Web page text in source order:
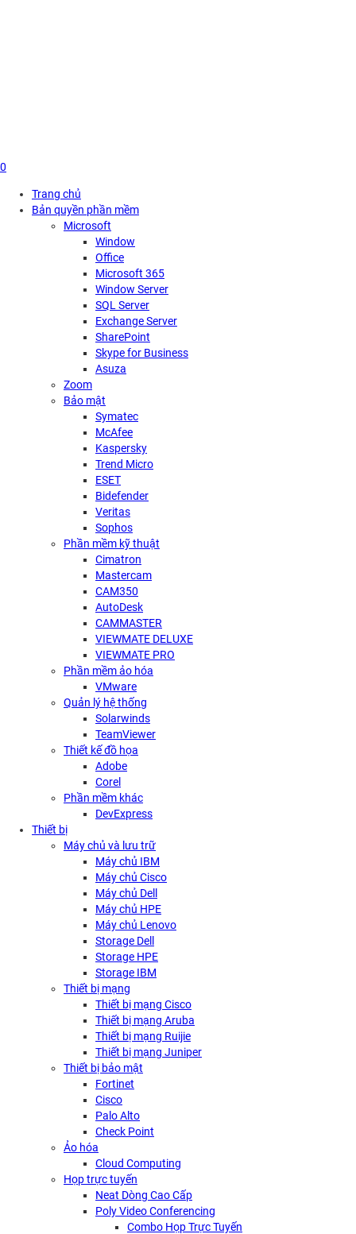
0
Trang chủ
Bản quyền phần mềm
Microsoft
Window
Office
Microsoft 365
Window Server
SQL Server
Exchange Server
SharePoint
Skype for Business
Asuza
Zoom
Bảo mật
Symatec
McAfee
Kaspersky
Trend Micro
ESET
Bidefender
Veritas
Sophos
Phần mềm kỹ thuật
Cimatron
Mastercam
CAM350
AutoDesk
CAMMASTER
VIEWMATE DELUXE
VIEWMATE PRO
Phần mềm ảo hóa
VMware
Quản lý hệ thống
Solarwinds
TeamViewer
Thiết kế đồ họa
Adobe
Corel
Phần mềm khác
DevExpress
Thiết bị
Máy chủ và lưu trữ
Máy chủ IBM
Máy chủ Cisco
Máy chủ Dell
Máy chủ HPE
Máy chủ Lenovo
Storage Dell
Storage HPE
Storage IBM
Thiết bị mạng
Thiết bị mạng Cisco
Thiết bị mạng Aruba
Thiết bị mạng Ruijie
Thiết bị mạng Juniper
Thiết bị bảo mật
Fortinet
Cisco
Palo Alto
Check Point
Ảo hóa
Cloud Computing
Họp trực tuyến
Neat Dòng Cao Cấp
Poly Video Conferencing
Combo Họp Trực Tuyến